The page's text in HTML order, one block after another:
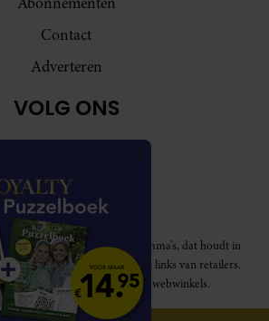
Contact
Adverteren
VOLG ONS
affiliate marketing programma’s, dat houdt in
voor aankopen middels links van retailers.
door de genoemde webwinkels.